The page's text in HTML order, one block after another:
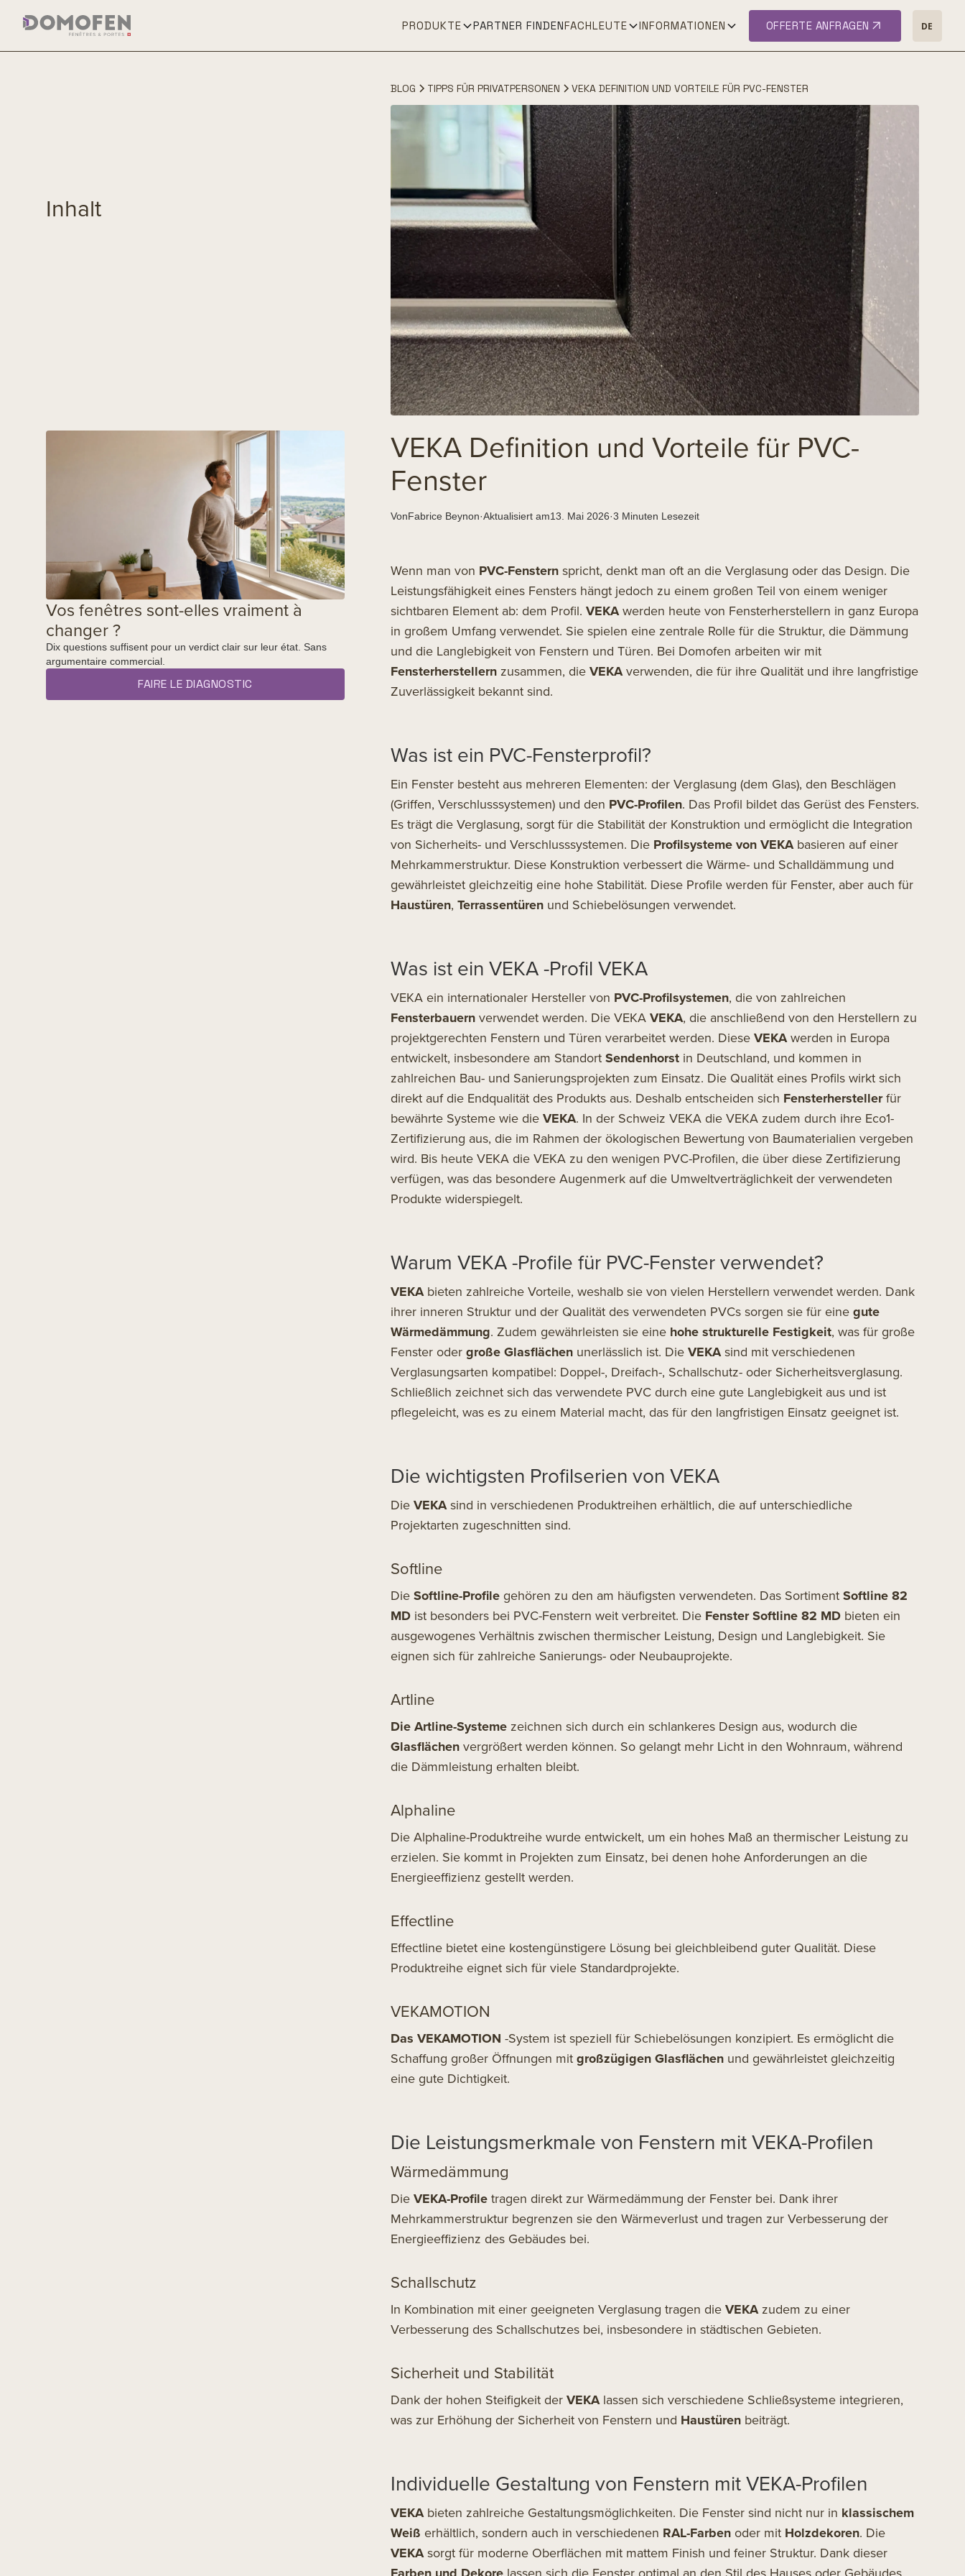
PRODUKTE PARTNER FINDENFACHLEUTE INFORMATIONEN OFFERTE ANFRAGEN DE
Inhalt
Vos fenêtres sont-elles vraiment à
changer ?
Dix questions suffisent pour un verdict clair sur leur état. Sans
argumentaire commercial.
FAIRE LE DIAGNOSTIC
BLOG TIPPS FÜR PRIVATPERSONEN VEKA DEFINITION UND VORTEILE FÜR PVC-FENSTER
VEKA Definition und Vorteile für PVC-
Fenster
VonFabrice Beynon·Aktualisiert am13. Mai 2026·3 Minuten Lesezeit
Wenn man von PVC-Fenstern spricht, denkt man oft an die Verglasung oder das Design. Die
Leistungsfähigkeit eines Fensters hängt jedoch zu einem großen Teil von einem weniger
sichtbaren Element ab: dem Profil. VEKAwerden heute von Fensterherstellern in ganz Europa
in großem Umfang verwendet. Sie spielen eine zentrale Rolle für die Struktur, die Dämmung
und die Langlebigkeit von Fenstern und Türen. Bei Domofen arbeiten wir mit
Fensterherstellern zusammen, die VEKAverwenden, die für ihre Qualität und ihre langfristige
Zuverlässigkeit bekannt sind.
Was ist ein PVC-Fensterprofil?
Ein Fenster besteht aus mehreren Elementen: der Verglasung (dem Glas), den Beschlägen
(Griffen, Verschlusssystemen) und den PVC-Profilen. Das Profil bildet das Gerüst des Fensters.
Es trägt die Verglasung, sorgt für die Stabilität der Konstruktion und ermöglicht die Integration
von Sicherheits- und Verschlusssystemen. Die Profilsysteme von VEKAbasieren auf einer
Mehrkammerstruktur. Diese Konstruktion verbessert die Wärme- und Schalldämmung und
gewährleistet gleichzeitig eine hohe Stabilität. Diese Profile werden für Fenster, aber auch für
Haustüren, Terrassentüren und Schiebelösungen verwendet.
Was ist ein VEKA -Profil VEKA
VEKA ein internationaler Hersteller von PVC-Profilsystemen, die von zahlreichen
Fensterbauern verwendet werden. Die VEKA VEKA, die anschließend von den Herstellern zu
projektgerechten Fenstern und Türen verarbeitet werden. Diese VEKAwerden in Europa
entwickelt, insbesondere am Standort Sendenhorst in Deutschland, und kommen in
zahlreichen Bau- und Sanierungsprojekten zum Einsatz. Die Qualität eines Profils wirkt sich
direkt auf die Endqualität des Produkts aus. Deshalb entscheiden sich Fensterherstellerfür
bewährte Systeme wie die VEKA. In der Schweiz VEKA die VEKA zudem durch ihre Eco1-
Zertifizierung aus, die im Rahmen der ökologischen Bewertung von Baumaterialien vergeben
wird. Bis heute VEKA die VEKA zu den wenigen PVC-Profilen, die über diese Zertifizierung
verfügen, was das besondere Augenmerk auf die Umweltverträglichkeit der verwendeten
Produkte widerspiegelt.
Warum VEKA -Profile für PVC-Fenster verwendet?
VEKAbieten zahlreiche Vorteile, weshalb sie von vielen Herstellern verwendet werden. Dank
ihrer inneren Struktur und der Qualität des verwendeten PVCs sorgen sie für eine gute
Wärmedämmung. Zudem gewährleisten sie eine hohe strukturelle Festigkeit, was für große
Fenster oder große Glasflächen unerlässlich ist. Die VEKAsind mit verschiedenen
Verglasungsarten kompatibel: Doppel-, Dreifach-, Schallschutz- oder Sicherheitsverglasung.
Schließlich zeichnet sich das verwendete PVC durch eine gute Langlebigkeit aus und ist
pflegeleicht, was es zu einem Material macht, das für den langfristigen Einsatz geeignet ist.
Die wichtigsten Profilserien von VEKA
Die VEKAsind in verschiedenen Produktreihen erhältlich, die auf unterschiedliche
Projektarten zugeschnitten sind.
Softline
Die Softline-Profile gehören zu den am häufigsten verwendeten. Das Sortiment Softline 82
MD ist besonders bei PVC-Fenstern weit verbreitet. Die FensterSoftline 82 MD bieten ein
ausgewogenes Verhältnis zwischen thermischer Leistung, Design und Langlebigkeit. Sie
eignen sich für zahlreiche Sanierungs- oder Neubauprojekte.
Artline
Die Artline-Systeme zeichnen sich durch ein schlankeres Design aus, wodurch die
Glasflächen vergrößert werden können. So gelangt mehr Licht in den Wohnraum, während
die Dämmleistung erhalten bleibt.
Alphaline
Die Alphaline-Produktreihe wurde entwickelt, um ein hohes Maß an thermischer Leistung zu
erzielen. Sie kommt in Projekten zum Einsatz, bei denen hohe Anforderungen an die
Energieeffizienz gestellt werden.
Effectline
Effectline bietet eine kostengünstigere Lösung bei gleichbleibend guter Qualität. Diese
Produktreihe eignet sich für viele Standardprojekte.
VEKAMOTION
Das VEKAMOTION -System ist speziell für Schiebelösungen konzipiert. Es ermöglicht die
Schaffung großer Öffnungen mit großzügigen Glasflächen und gewährleistet gleichzeitig
eine gute Dichtigkeit.
Die Leistungsmerkmale von Fenstern mit VEKA-Profilen
Wärmedämmung
Die VEKA-Profile tragen direkt zur Wärmedämmung der Fenster bei. Dank ihrer
Mehrkammerstruktur begrenzen sie den Wärmeverlust und tragen zur Verbesserung der
Energieeffizienz des Gebäudes bei.
Schallschutz
In Kombination mit einer geeigneten Verglasung tragen die VEKAzudem zu einer
Verbesserung des Schallschutzes bei, insbesondere in städtischen Gebieten.
Sicherheit und Stabilität
Dank der hohen Steifigkeit der VEKAlassen sich verschiedene Schließsysteme integrieren,
was zur Erhöhung der Sicherheit von Fenstern und Haustüren beiträgt.
Individuelle Gestaltung von Fenstern mit VEKA-Profilen
VEKAbieten zahlreiche Gestaltungsmöglichkeiten. Die Fenster sind nicht nur in klassischem
Weiß erhältlich, sondern auch in verschiedenen RAL-Farben oder mit Holzdekoren. Die
VEKAsorgt für moderne Oberflächen mit mattem Finish und feiner Struktur. Dank dieser